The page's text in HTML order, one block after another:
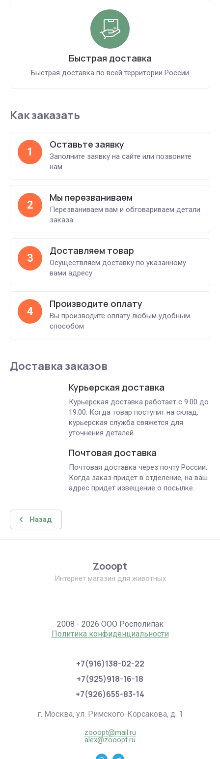
Быстрая доставка
Быстрая доставка по всей территории России
Как заказать
1
Оставьте заявку
Заполните заявку на сайте или позвоните
нам
2
Мы перезваниваем
Перезваниваем вам и обговариваем детали
заказа
3
Доставляем товар
Осуществляем доставку по указанному
вами адресу
4
Производите оплату
Вы производите оплату любым удобным
способом
Доставка заказов
Курьерская доставка
Курьерская доставка работает с 9.00 до
19.00. Когда товар поступит на склад,
курьерская служба свяжется для
уточнения деталей.
Почтовая доставка
Почтовая доставка через почту России.
Когда заказ придет в отделение, на ваш
адрес придет извещение о посылке.
Назад
Zooopt
Интернет магазин для животных
2008 - 2026 ООО Росполипак
Политика конфиденциальности
+7(916)138-02-22
+7(925)918-16-18
+7(926)655-83-14
г. Москва, ул. Римского-Корсакова, д. 1
zooopt@mail.ru
alex@zooopt.ru